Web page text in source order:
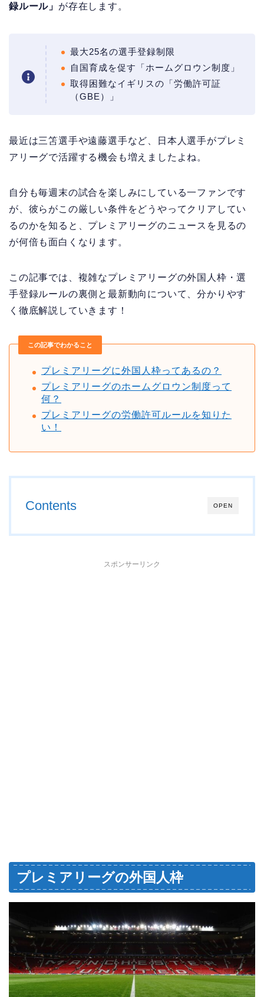
録ルール」 が存在します。
最大25名の選手登録制限
自国育成を促す「ホームグロウン制度」
取得困難なイギリスの「労働許可証
（GBE）」
最近は三笘選手や遠藤選手など、日本人選手がプレミ
アリーグで活躍する機会も増えましたよね。
自分も毎週末の試合を楽しみにしている一ファンです
が、彼らがこの厳しい条件をどうやってクリアしてい
るのかを知ると、プレミアリーグのニュースを見るの
が何倍も面白くなります。
この記事では、複雑なプレミアリーグの外国人枠・選
手登録ルールの裏側と最新動向について、分かりやす
く徹底解説していきます！
この記事でわかること
プレミアリーグに外国人枠ってあるの？
プレミアリーグのホームグロウン制度って
何？
プレミアリーグの労働許可ルールを知りた
い！
OPEN
Contents
スポンサーリンク
プレミアリーグの外国人枠